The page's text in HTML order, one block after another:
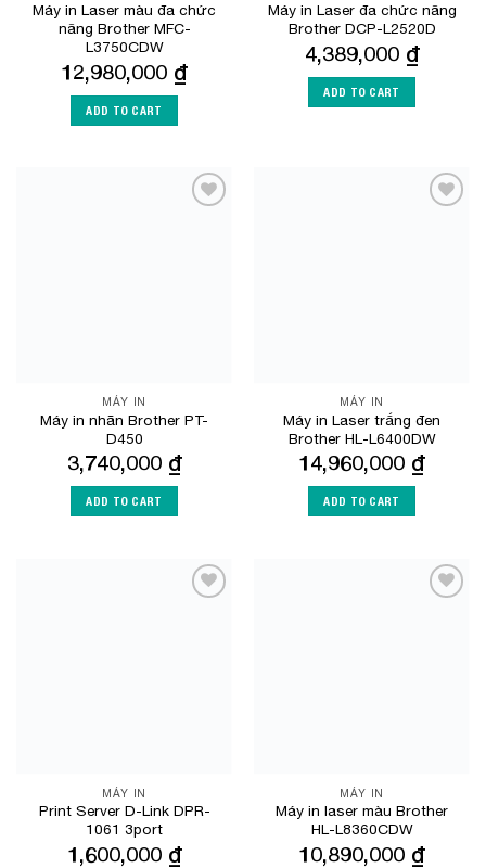
Máy in Laser màu đa chức
năng Brother MFC-
L3750CDW
12,980,000 ₫
ADD TO CART
Máy in Laser đa chức năng
Brother DCP-L2520D
4,389,000 ₫
ADD TO CART
MÁY IN
Máy in nhãn Brother PT-
D450
3,740,000 ₫
ADD TO CART
MÁY IN
Máy in Laser trắng đen
Brother HL-L6400DW
14,960,000 ₫
ADD TO CART
MÁY IN
Print Server D-Link DPR-
1061 3port
1,600,000 ₫
MÁY IN
Máy in laser màu Brother
HL-L8360CDW
10,890,000 ₫